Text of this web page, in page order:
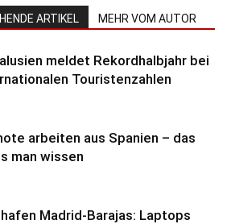
ARTIKEL MEHR VOM AUTOR
meldet Rekordhalbjahr bei
Touristenzahlen
arbeiten aus Spanien – das
man wissen
Madrid-Barajas: Laptops